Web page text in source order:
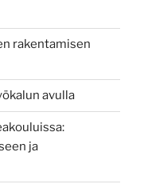
rakentamisen
avulla
ja